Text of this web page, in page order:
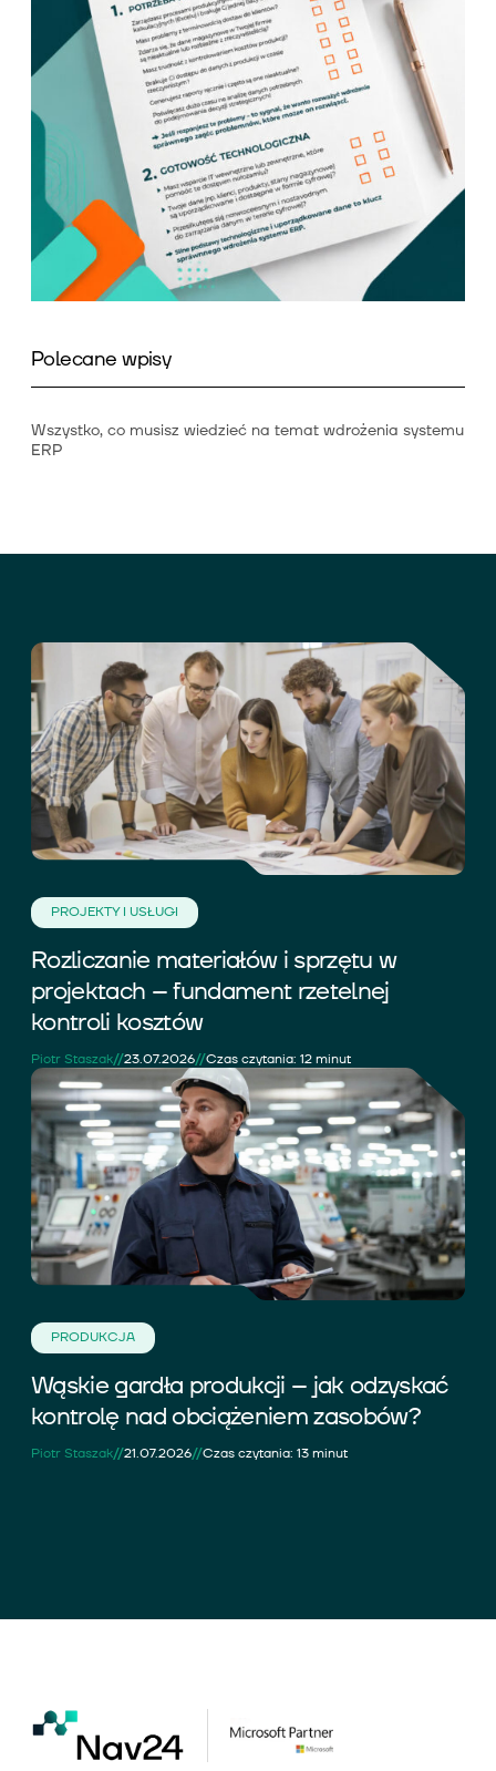
Polecane wpisy
Wszystko, co musisz wiedzieć na temat wdrożenia systemu
ERP
PROJEKTY I USŁUGI
Rozliczanie materiałów i sprzętu w
projektach – fundament rzetelnej
kontroli kosztów
Piotr Staszak//23.07.2026//Czas czytania: 12 minut
PRODUKCJA
Wąskie gardła produkcji – jak odzyskać
kontrolę nad obciążeniem zasobów?
Piotr Staszak//21.07.2026//Czas czytania: 13 minut